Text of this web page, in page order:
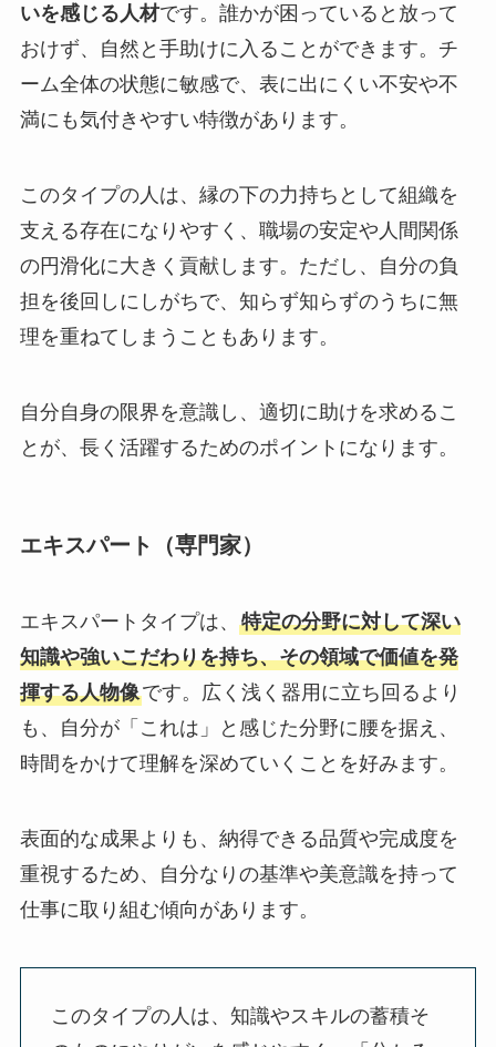
いを感じる人材です。誰かが困っていると放って
おけず、自然と手助けに入ることができます。チ
ーム全体の状態に敏感で、表に出にくい不安や不
満にも気付きやすい特徴があります。
このタイプの人は、縁の下の力持ちとして組織を
支える存在になりやすく、職場の安定や人間関係
の円滑化に大きく貢献します。ただし、自分の負
担を後回しにしがちで、知らず知らずのうちに無
理を重ねてしまうこともあります。
自分自身の限界を意識し、適切に助けを求めるこ
とが、長く活躍するためのポイントになります。
エキスパート（専門家）
エキスパートタイプは、 特定の分野に対して深い
知識や強いこだわりを持ち、その領域で価値を発
揮する人物像です。広く浅く器用に立ち回るより
も、自分が「これは」と感じた分野に腰を据え、
時間をかけて理解を深めていくことを好みます。
表面的な成果よりも、納得できる品質や完成度を
重視するため、自分なりの基準や美意識を持って
仕事に取り組む傾向があります。
このタイプの人は、知識やスキルの蓄積そ